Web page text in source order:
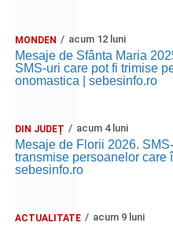
MONDEN acum 12 luni
Mesaje de Sfânta Maria
SMS-uri care pot fi trimise
onomastica | sebesinfo.ro
DIN JUDEȚ acum 4 luni
Mesaje de Florii 2026.
transmise persoanelor care
sebesinfo.ro
ACTUALITATE acum 9 luni